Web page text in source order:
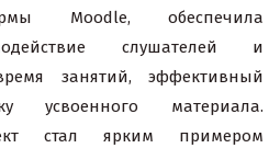
Moodle, обеспечила
слушателей и
занятий, эффективный
усвоенного материала.
стал ярким примером